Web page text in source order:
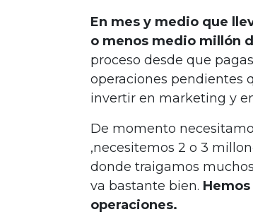
En mes y medio que
o menos medio millón
proceso desde que
operaciones pendientes
invertir en marketing y
De momento
,necesitemos 2 o 3
donde traigamos
va bastante bien.
operaciones.